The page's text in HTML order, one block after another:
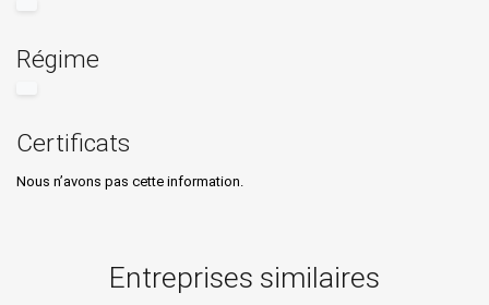
Régime
Certificats
Nous n’avons pas cette information.
Entreprises similaires